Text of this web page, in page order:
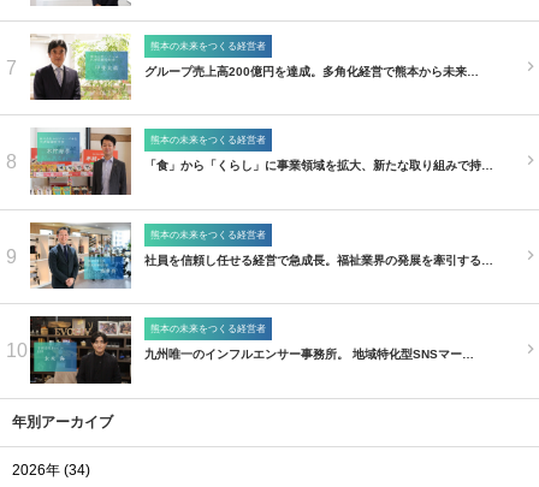
7
熊本の未来をつくる経営者
グループ売上高200億円を達成。多角化経営で熊本から未来…
8
熊本の未来をつくる経営者
「食」から「くらし」に事業領域を拡大、新たな取り組みで持…
9
熊本の未来をつくる経営者
社員を信頼し任せる経営で急成長。福祉業界の発展を牽引する…
10
熊本の未来をつくる経営者
九州唯一のインフルエンサー事務所。 地域特化型SNSマー…
年別アーカイブ
2026年 (34)